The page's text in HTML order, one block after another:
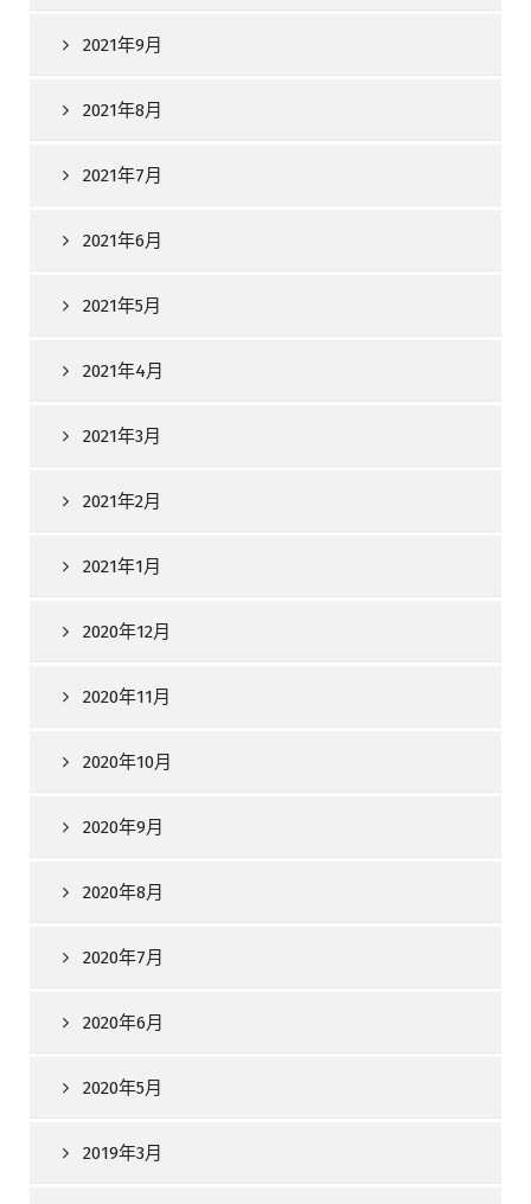
2021年9月
2021年8月
2021年7月
2021年6月
2021年5月
2021年4月
2021年3月
2021年2月
2021年1月
2020年12月
2020年11月
2020年10月
2020年9月
2020年8月
2020年7月
2020年6月
2020年5月
2019年3月